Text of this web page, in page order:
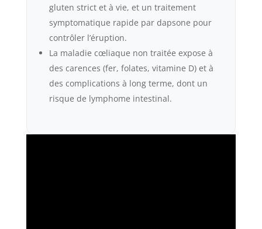
gluten strict et à vie, et un traitement
symptomatique rapide par dapsone pour
contrôler l’éruption.
La maladie cœliaque non traitée expose à
des carences (fer, folates, vitamine D) et à
des complications à long terme, dont un
risque de lymphome intestinal.